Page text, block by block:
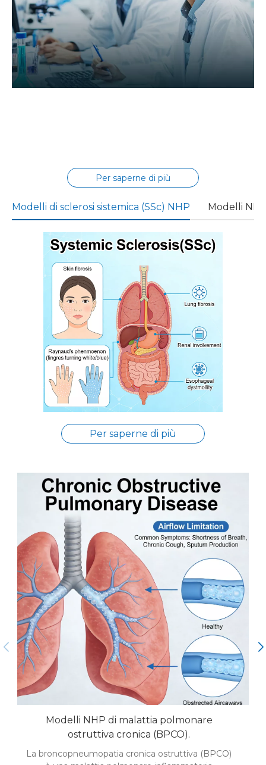
Per saperne di più
Modelli di sclerosi sistemica (SSc) NHP Modelli
Per saperne di più
Modelli NHP di malattia polmonare
ostruttiva cronica (BPCO).
La broncopneumopatia cronica ostruttiva (BPCO)